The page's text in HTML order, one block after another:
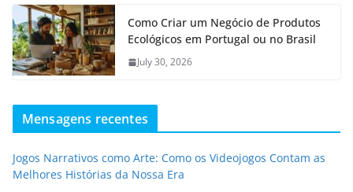
Como Criar um Negócio de Produtos
Ecológicos em Portugal ou no Brasil
July 30, 2026
Mensagens recentes
Jogos Narrativos como Arte: Como os Videojogos Contam as
Melhores Histórias da Nossa Era